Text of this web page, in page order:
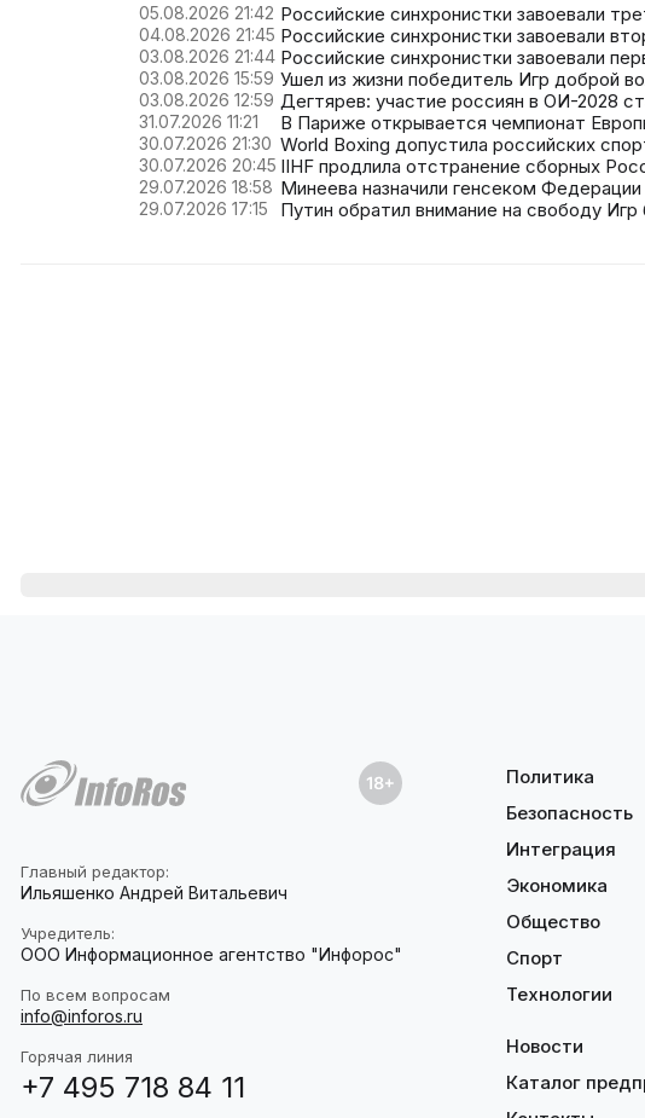
05.08.2026 21:42 Российские синхронистки завоевали
04.08.2026 21:45 Российские синхронистки завоевали
03.08.2026 21:44 Российские синхронистки завоевали
03.08.2026 15:59 Ушел из жизни победитель Игр доброй
03.08.2026 12:59 Дегтярев: участие россиян в ОИ-2028
31.07.2026 11:21 В Париже открывается чемпионат
30.07.2026 21:30 World Boxing допустила российских
30.07.2026 20:45 IIHF продлила отстранение сборных
29.07.2026 18:58 Минеева назначили генсеком Федерации
29.07.2026 17:15 Путин обратил внимание на свободу
Главный редактор:
Ильяшенко Андрей Витальевич
Учредитель:
ООО Информационное агентство "Инфорос"
По всем вопросам
info@inforos.ru
Горячая линия
+7 495 718 84 11
Политика
Безопасность
Интеграция
Экономика
Общество
Спорт
Технологии
Новости
Каталог